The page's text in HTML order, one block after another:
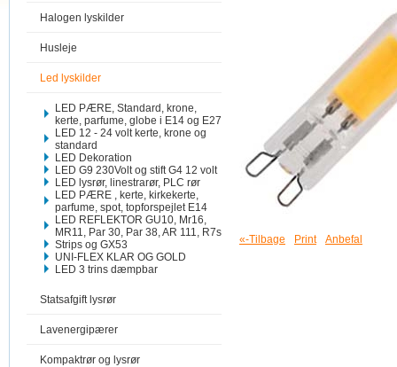
Halogen lyskilder
Husleje
Led lyskilder
LED PÆRE, Standard, krone,
kerte, parfume, globe i E14 og E27
LED 12 - 24 volt kerte, krone og
standard
LED Dekoration
LED G9 230Volt og stift G4 12 volt
LED lysrør, linestrarør, PLC rør
LED PÆRE , kerte, kirkekerte,
parfume, spot, topforspejlet E14
LED REFLEKTOR GU10, Mr16,
MR11, Par 30, Par 38, AR 111, R7s
Strips og GX53
UNI-FLEX KLAR OG GOLD
LED 3 trins dæmpbar
Statsafgift lysrør
Lavenergipærer
Kompaktrør og lysrør
«-Tilbage Print Anbefal